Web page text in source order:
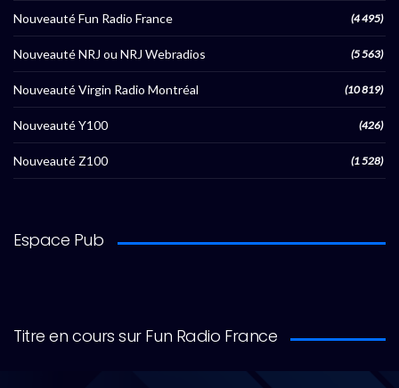
Nouveauté Fun Radio France (4 495)
Nouveauté NRJ ou NRJ Webradios (5 563)
Nouveauté Virgin Radio Montréal (10 819)
Nouveauté Y100 (426)
Nouveauté Z100 (1 528)
Espace Pub
Titre en cours sur Fun Radio France